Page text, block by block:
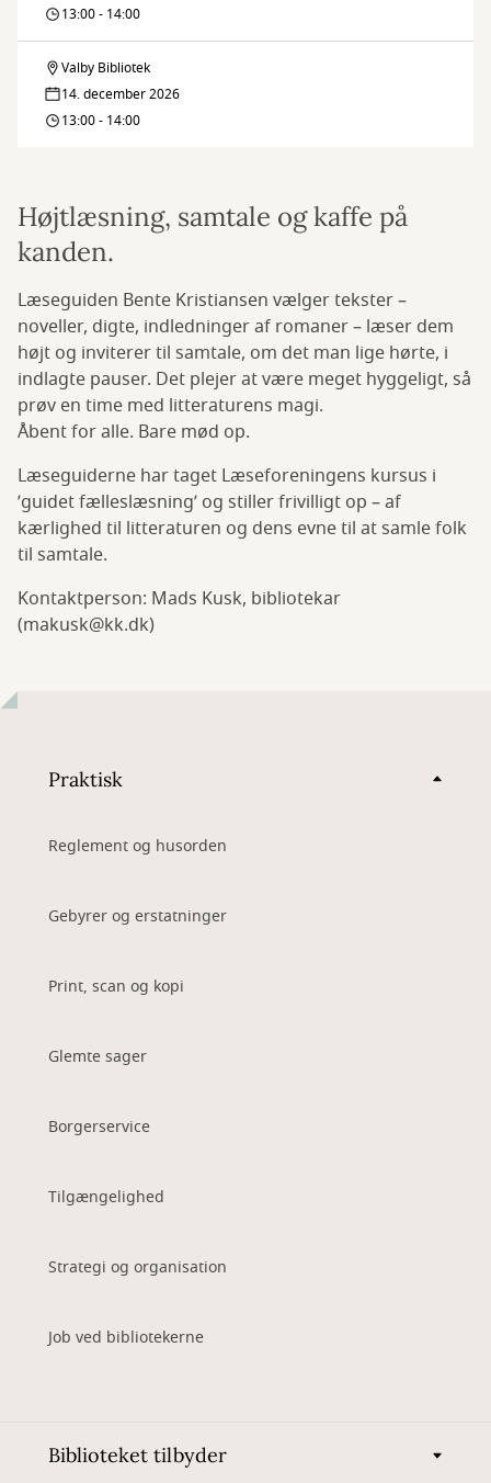
13:00 - 14:00
Fælleslæsning
Valby Bibliotek
14. december 2026
13:00 - 14:00
Højtlæsning, samtale og kaffe på
kanden.
Læseguiden Bente Kristiansen vælger tekster –
noveller, digte, indledninger af romaner – læser dem
højt og inviterer til samtale, om det man lige hørte, i
indlagte pauser. Det plejer at være meget hyggeligt, så
prøv en time med litteraturens magi.
Åbent for alle. Bare mød op.
Læseguiderne har taget Læseforeningens kursus i
’guidet fælleslæsning’ og stiller frivilligt op – af
kærlighed til litteraturen og dens evne til at samle folk
til samtale.
Kontaktperson: Mads Kusk, bibliotekar
(makusk@kk.dk)
Praktisk
Reglement og husorden
Gebyrer og erstatninger
Print, scan og kopi
Glemte sager
Borgerservice
Tilgængelighed
Strategi og organisation
Job ved bibliotekerne
Biblioteket tilbyder